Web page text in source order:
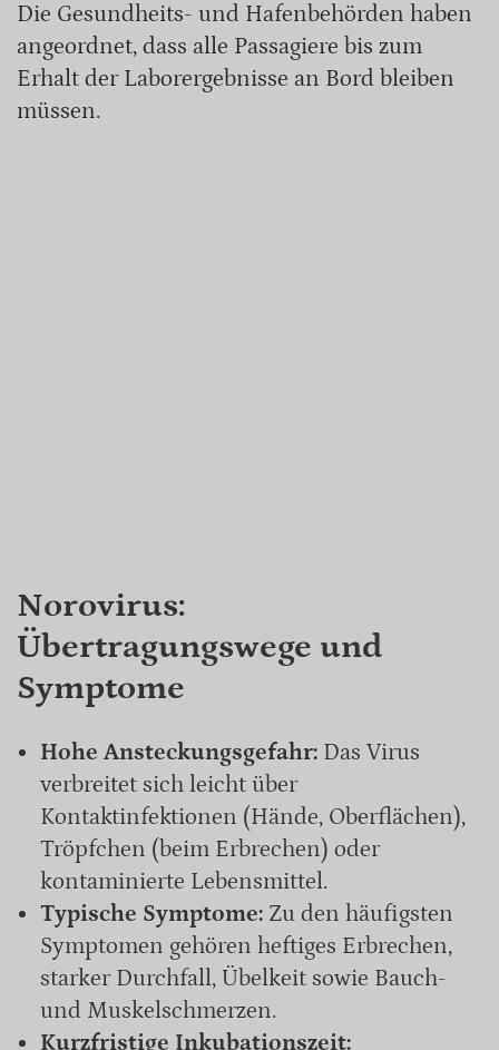
Die Gesundheits- und Hafenbehörden haben
angeordnet, dass alle Passagiere bis zum
Erhalt der Laborergebnisse an Bord bleiben
müssen.
Norovirus:
Übertragungswege und
Symptome
Hohe Ansteckungsgefahr:Das Virus
verbreitet sich leicht über
Kontaktinfektionen (Hände, Oberflächen),
Tröpfchen (beim Erbrechen) oder
kontaminierte Lebensmittel.
Typische Symptome:Zu den häufigsten
Symptomen gehören heftiges Erbrechen,
starker Durchfall, Übelkeit sowie Bauch-
und Muskelschmerzen.
Kurzfristige Inkubationszeit: